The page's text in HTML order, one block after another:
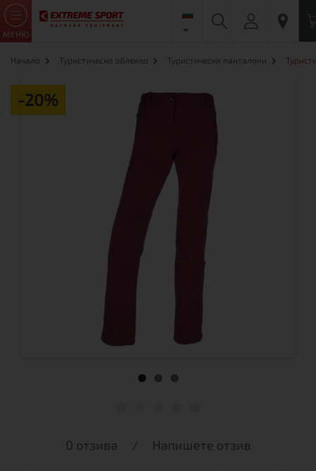
МЕНЮ
Начало Туристическо облекло Туристически панталони
-20%
0 отзива / Напишете отзив